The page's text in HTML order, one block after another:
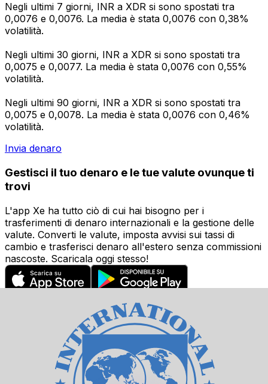
Negli ultimi 7 giorni, INR a XDR si sono spostati tra
0,0076 e 0,0076. La media è stata 0,0076 con 0,38%
volatilità.
Negli ultimi 30 giorni, INR a XDR si sono spostati tra
0,0075 e 0,0077. La media è stata 0,0076 con 0,55%
volatilità.
Negli ultimi 90 giorni, INR a XDR si sono spostati tra
0,0075 e 0,0078. La media è stata 0,0076 con 0,46%
volatilità.
Invia denaro
Gestisci il tuo denaro e le tue valute ovunque ti
trovi
L'app Xe ha tutto ciò di cui hai bisogno per i
trasferimenti di denaro internazionali e la gestione delle
valute. Converti le valute, imposta avvisi sui tassi di
cambio e trasferisci denaro all'estero senza commissioni
nascoste. Scaricala oggi stesso!